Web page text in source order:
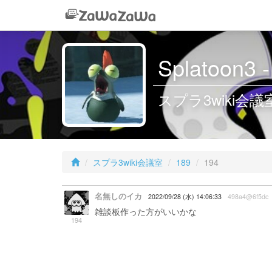
Splatoon3
スプラ3wiki会議
スプラ3wiki会議室 189 194
194
名無しのイカ 2022/09/28 (水) 14:06:33 498a4@6f5dc
雑談板作った方がいいかな